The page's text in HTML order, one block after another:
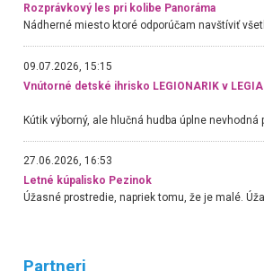
Rozprávkový les pri kolibe Panoráma
09.07.2026, 15:15
Vnútorné detské ihrisko LEGIONARIK v
27.06.2026, 16:53
Letné kúpalisko Pezinok
Partneri